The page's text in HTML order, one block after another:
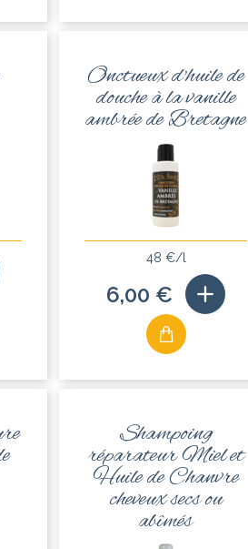
Onctueux d'huile de
douche à la vanille
ambrée de Bretagne
48 €/l
6,00 €
Shampoing
réparateur Miel et
Huile de Chanvre
cheveux secs ou
abîmés